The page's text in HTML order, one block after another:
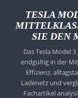
TESLA
SIE DEN
Das Tesla Model
endgültig in der
Effizienz,
Ladenetz und
Fachartikel